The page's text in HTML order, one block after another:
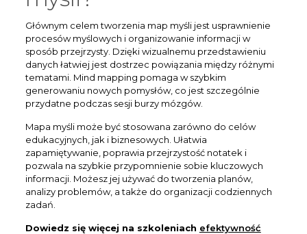
Głównym celem tworzenia map myśli jest usprawnienie
procesów myślowych i organizowanie informacji w
sposób przejrzysty. Dzięki wizualnemu przedstawieniu
danych łatwiej jest dostrzec powiązania między różnymi
tematami. Mind mapping pomaga w szybkim
generowaniu nowych pomysłów, co jest szczególnie
przydatne podczas sesji burzy mózgów.
Mapa myśli może być stosowana zarówno do celów
edukacyjnych, jak i biznesowych. Ułatwia
zapamiętywanie, poprawia przejrzystość notatek i
pozwala na szybkie przypomnienie sobie kluczowych
informacji. Możesz jej używać do tworzenia planów,
analizy problemów, a także do organizacji codziennych
zadań.
Dowiedz się więcej na szkoleniach efektywność